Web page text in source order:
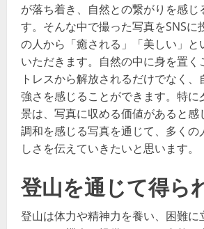
が落ち着き、自然との繋がりを感じ
す。そんな中で撮った写真をSNSに
の人から「癒される」「美しい」と
いただきます。自然の中に身を置く
トレスから解放されるだけでなく
強さを感じることができます。特に
景は、写真に収める価値があると感
調和を感じる写真を通じて、多くの
しさを伝えていきたいと思います。
登山を通じて得ら
登山は体力や精神力を養い、困難に